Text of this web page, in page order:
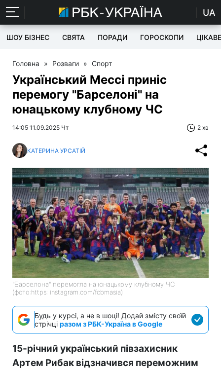
UA
ШОУ БІЗНЕС СВЯТА ПОРАДИ ГОРОСКОПИ ЦІКАВЕ
Головна » Розваги » Спорт
Український Мессі приніс
перемогу "Барселоні" на
юнацькому клубному ЧС
14:05 11.09.2025 Чт 2 хв
КАТЕРИНА УРСАТІЙ
"Барселона" перемогла на юнацькому клубному ЧС
(фото:https: instagram.com/fcbmasia)
Будь у курсі, а не в шоці! Додай змісту своїй
стрічці разом з РБК-Україна в Google
15-річний український півзахисник
Артем Рибак відзначився переможним